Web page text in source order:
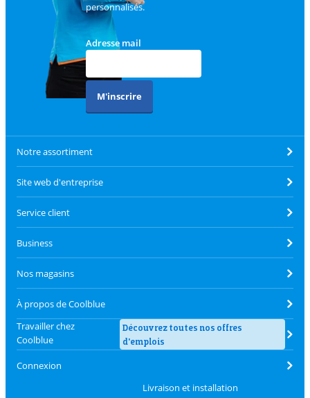
personnalisés.
Adresse mail
M'inscrire
Notre assortiment
Site web d'entreprise
Service client
Business
Nos magasins
À propos de Coolblue
Travailler chez
Coolblue
Découvrez toutes nos offres
d'emplois
Connexion
Livraison et installation